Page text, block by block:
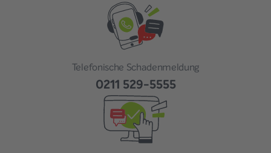
Telefonische Schadenmeldung
0211 529-5555